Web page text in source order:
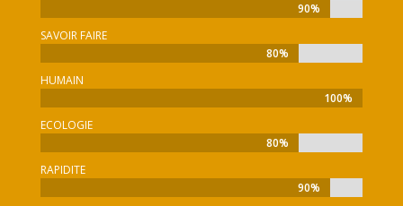
90%
90%
SAVOIR FAIRE
80%
80%
HUMAIN
100%
100%
ECOLOGIE
80%
80%
RAPIDITE
90%
90%